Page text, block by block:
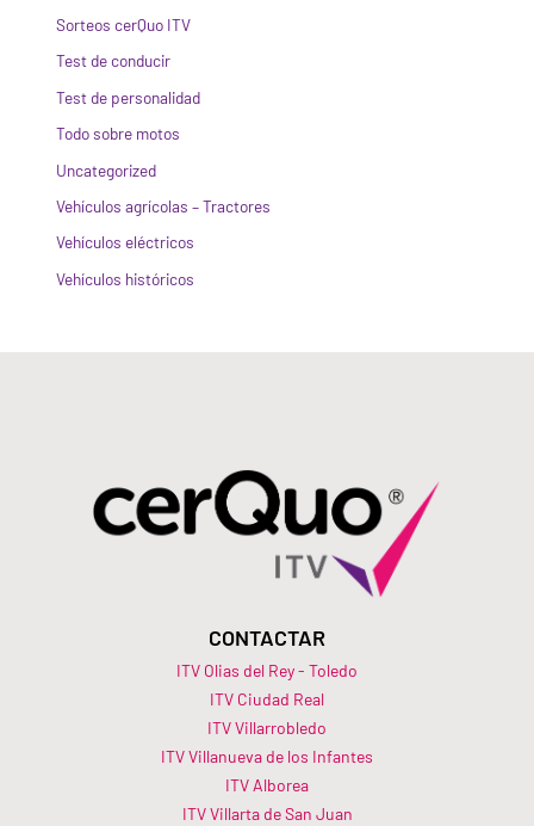
Sorteos cerQuo ITV
Test de conducir
Test de personalidad
Todo sobre motos
Uncategorized
Vehículos agrícolas – Tractores
Vehículos eléctricos
Vehículos históricos
CONTACTAR
ITV Olias del Rey - Toledo
ITV Ciudad Real
ITV Villarrobledo
ITV Villanueva de los Infantes
ITV Alborea
ITV Villarta de San Juan